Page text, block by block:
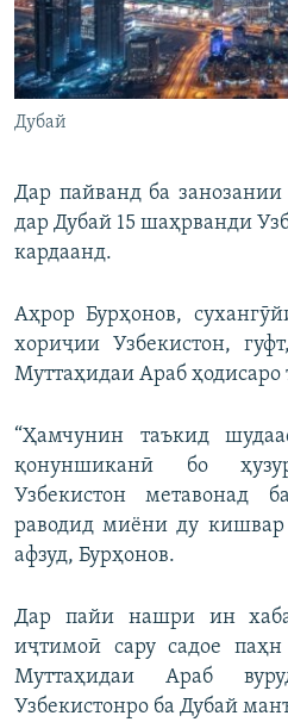
ГУЗОРИШҲОИ РАДИОӢ
Русский
Ҳамаи сомонаҳои RFE/RL
Дубай
Дар пайванд ба
дар Дубай 15 шаҳрванди
кардаанд.
Аҳрор Бурҳонов,
хориҷии Узбекистон,
Муттаҳидаи Араб
“Ҳамчунин таъкид
қонуншиканӣ бо
Узбекистон метавонад
раводид миёни ду кишвар
афзуд, Бурҳонов.
Дар пайи нашри ин
иҷтимоӣ сару садое
Муттаҳидаи Араб
Узбекистонро ба Дубай